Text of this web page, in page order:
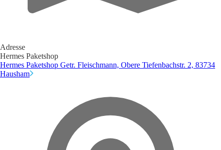
Adresse
Hermes Paketshop
Hermes Paketshop Getr. Fleischmann, Obere Tiefenbachstr. 2, 83734
Hausham